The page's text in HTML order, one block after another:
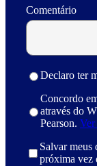
Comentário
Declaro ter
Concordo
através do
Pearson.
Salvar meus
próxima vez